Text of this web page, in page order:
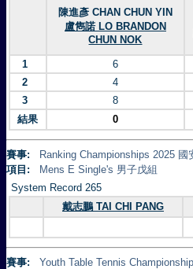
陳進彥 CHAN CHUN YIN
盧雋諾 LO BRANDON
CHUN NOK
1
6
2
4
3
8
結果
0
賽事:
Ranking Championships 2025
項目:
Mens E Single's 男子戊組
System Record 265
戴志鵬 TAI CHI PANG
賽事:
Youth Table Tennis